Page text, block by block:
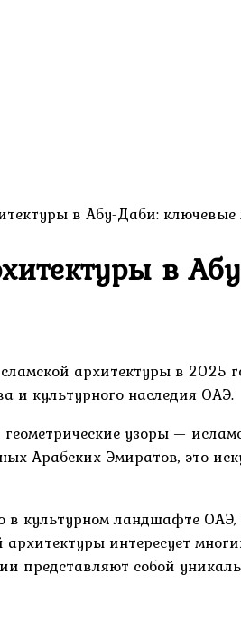
в Абу-Даби: ключевые
в
архитектуры в
и культурного наследия ОАЭ.
узоры —
Арабских Эмиратов, это
в культурном ландшафте
интересует
представляют собой